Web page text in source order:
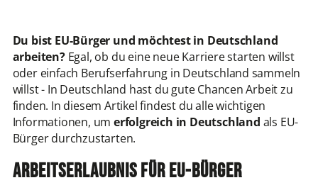
Du bist EU-Bürger und möchtest in Deutschland
arbeiten? Egal, ob du eine neue Karriere starten willst
oder einfach Berufserfahrung in Deutschland sammeln
willst - In Deutschland hast du gute Chancen Arbeit zu
finden. In diesem Artikel findest du alle wichtigen
Informationen, um erfolgreich in Deutschland als EU-
Bürger durchzustarten.
Arbeitserlaubnis für EU-Bürger